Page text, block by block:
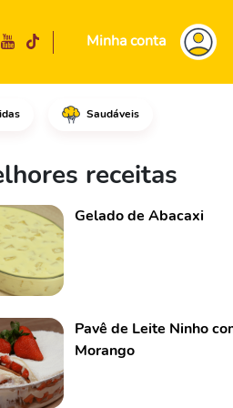
Minha conta
Saudáveis
biológico,
receitas
Gelado de Abacaxi
Pavê de Leite Ninho
Morango